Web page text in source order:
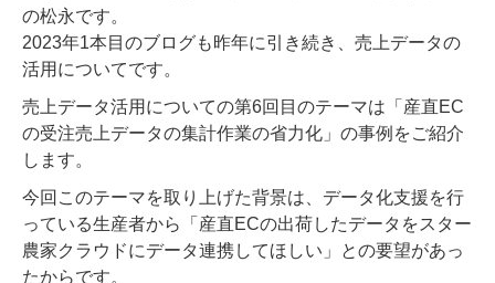
の松永です。
2023年1本目のブログも昨年に引き続き、売上データの
活用についてです。
売上データ活用についての第6回目のテーマは「産直EC
の受注売上データの集計作業の省力化」の事例をご紹介
します。
今回このテーマを取り上げた背景は、データ化支援を行
っている生産者から「産直ECの出荷したデータをスター
農家クラウドにデータ連携してほしい」との要望があっ
たからです。